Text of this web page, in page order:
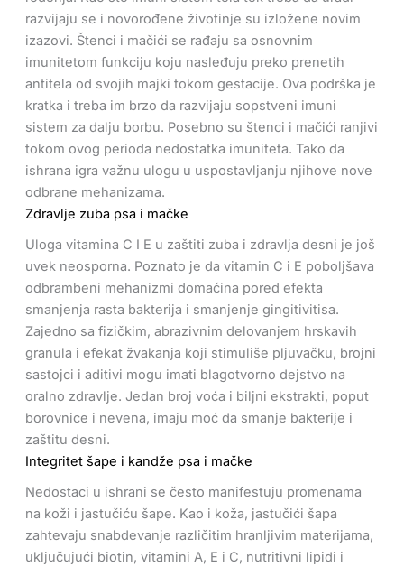
razvijaju se i novorođene životinje su izložene novim
izazovi. Štenci i mačići se rađaju sa osnovnim
imunitetom funkciju koju nasleđuju preko prenetih
antitela od svojih majki tokom gestacije. Ova podrška je
kratka i treba im brzo da razvijaju sopstveni imuni
sistem za dalju borbu. Posebno su štenci i mačići ranjivi
tokom ovog perioda nedostatka imuniteta. Tako da
ishrana igra važnu ulogu u uspostavljanju njihove nove
odbrane mehanizama.
Zdravlje zuba psa i mačke
Uloga vitamina C I E u zaštiti zuba i zdravlja desni je još
uvek neosporna. Poznato je da vitamin C i E poboljšava
odbrambeni mehanizmi domaćina pored efekta
smanjenja rasta bakterija i smanjenje gingitivitisa.
Zajedno sa fizičkim, abrazivnim delovanjem hrskavih
granula i efekat žvakanja koji stimuliše pljuvačku, brojni
sastojci i aditivi mogu imati blagotvorno dejstvo na
oralno zdravlje. Jedan broj voća i biljni ekstrakti, poput
borovnice i nevena, imaju moć da smanje bakterije i
zaštitu desni.
Integritet šape i kandže psa i mačke
Nedostaci u ishrani se često manifestuju promenama
na koži i jastučiću šape. Kao i koža, jastučići šapa
zahtevaju snabdevanje različitim hranljivim materijama,
uključujući biotin, vitamini A, E i C, nutritivni lipidi i